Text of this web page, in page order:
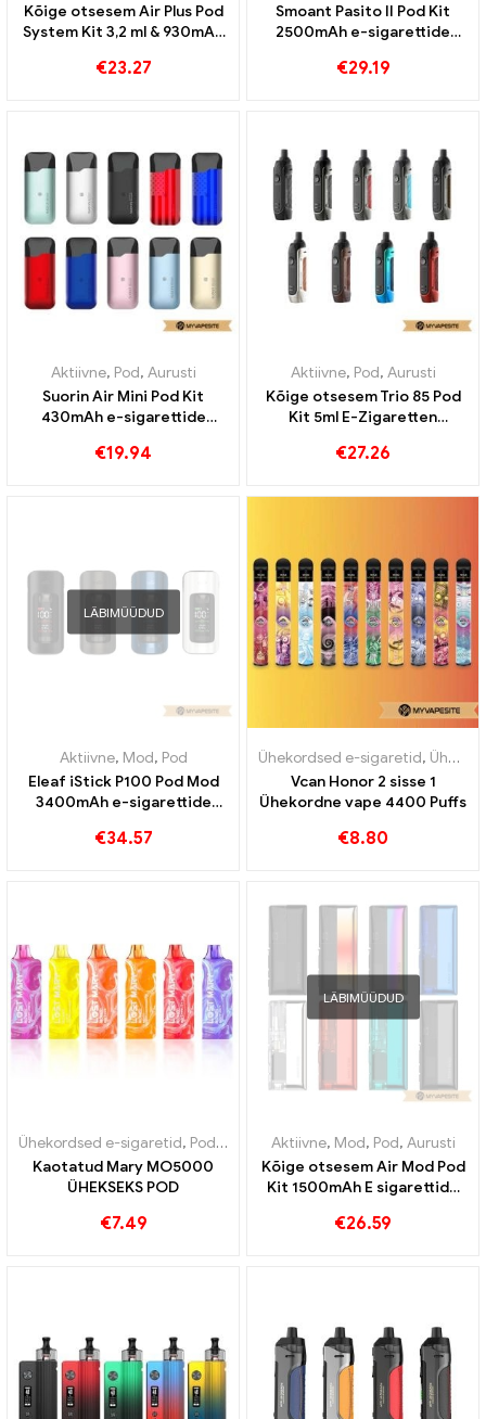
Kõige otsesem Air Plus Pod
System Kit 3,2 ml & 930mAh
Kohandatud
€23.27
Smoant Pasito II Pod Kit
2500mAh e-sigarettide
€29.19
Aktiivne, Pod, Aurusti
Suorin Air Mini Pod Kit
430mAh e-sigarettide
€19.94
Aktiivne, Pod, Aurusti
Kõige otsesem Trio 85 Pod
Kit 5ml E-Zigaretten
€27.26
LÄBIMÜÜDUD
Aktiivne, Mod, Pod
Eleaf iStick P100 Pod Mod
3400mAh e-sigarettide
€34.57
Ühekordsed e-sigaretid, Ühekordsed e-sigaretid Austria
Vcan Honor 2 sisse 1
Ühekordne vape 4400 Puffs
€8.80
Ühekordsed e-sigaretid, Pod,Maksuvabad kaubad
Kaotatud Mary MO5000
ÜHEKSEKS POD
€7.49
LÄBIMÜÜDUD
Aktiivne, Mod, Pod, Aurusti
Kõige otsesem Air Mod Pod
Kit 1500mAh E sigarettide
€26.59